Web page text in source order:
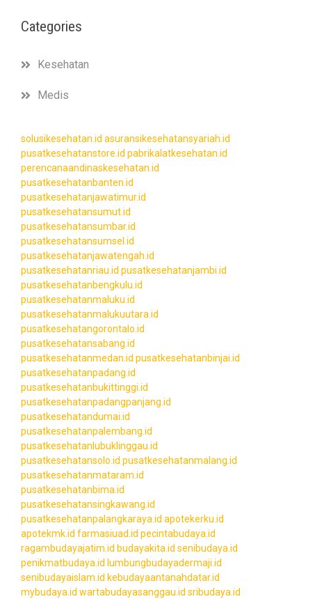
Categories
Kesehatan
Medis
solusikesehatan.id asuransikesehatansyariah.id
pusatkesehatanstore.id pabrikalatkesehatan.id
perencanaandinaskesehatan.id
pusatkesehatanbanten.id
pusatkesehatanjawatimur.id
pusatkesehatansumut.id
pusatkesehatansumbar.id
pusatkesehatansumsel.id
pusatkesehatanjawatengah.id
pusatkesehatanriau.id pusatkesehatanjambi.id
pusatkesehatanbengkulu.id
pusatkesehatanmaluku.id
pusatkesehatanmalukuutara.id
pusatkesehatangorontalo.id
pusatkesehatansabang.id
pusatkesehatanmedan.id pusatkesehatanbinjai.id
pusatkesehatanpadang.id
pusatkesehatanbukittinggi.id
pusatkesehatanpadangpanjang.id
pusatkesehatandumai.id
pusatkesehatanpalembang.id
pusatkesehatanlubuklinggau.id
pusatkesehatansolo.id pusatkesehatanmalang.id
pusatkesehatanmataram.id
pusatkesehatanbima.id
pusatkesehatansingkawang.id
pusatkesehatanpalangkaraya.id apotekerku.id
apotekmk.id farmasiuad.id pecintabudaya.id
ragambudayajatim.id budayakita.id senibudaya.id
penikmatbudaya.id lumbungbudayadermaji.id
senibudayaislam.id kebudayaantanahdatar.id
mybudaya.id wartabudayasanggau.id sribudaya.id